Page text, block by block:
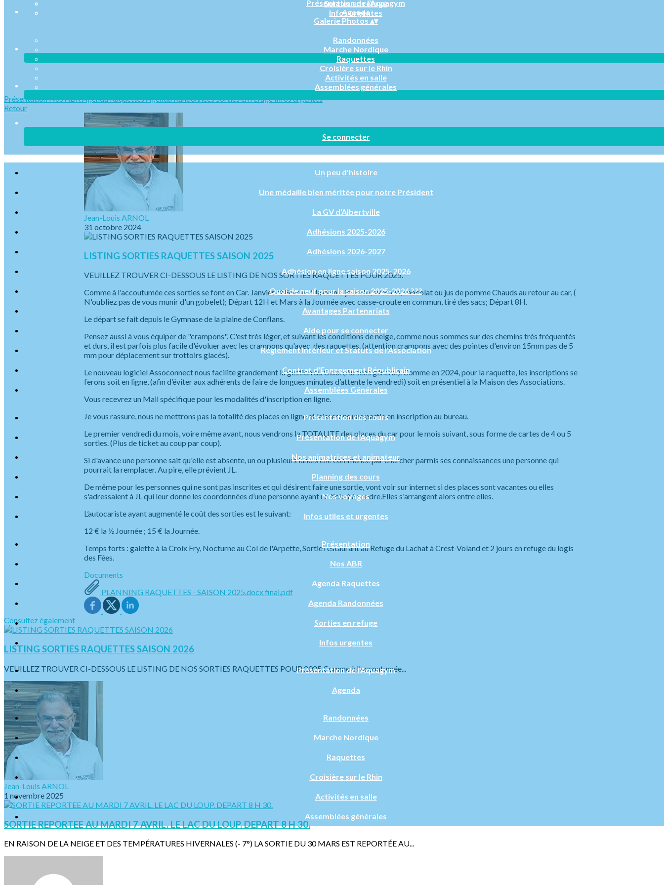
Sorties en refuge
Infos urgentes
Présentation de l'Aquagym
Agenda
Galerie Photos ▴▾
Randonnées
Marche Nordique
Raquettes
Croisière sur le Rhin
Activités en salle
Assemblées générales
Se connecter
Un peu d'histoire
Une médaille bien méritée pour notre Président
La GV d'Albertville
Adhésions 2025-2026
Adhésions 2026-2027
Adhésion en ligne saison 2025-2026
Quoi de neuf pour la saison 2025-2026 ???
Avantages Partenariats
Aide pour se connecter
Réglement Intérieur et Statuts de l'Association
Contrat d'Engagement Républicain
Assemblées Générales
Présentation des cours
Présentation de l'Aquagym
Nos animatrices et animateur
Planning des cours
Nos voyages
Infos utiles et urgentes
Présentation
Nos ABR
Agenda Raquettes
Agenda Randonnées
Sorties en refuge
Infos urgentes
Présentation de l'Aquagym
Agenda
Randonnées
Marche Nordique
Raquettes
Croisière sur le Rhin
Activités en salle
Assemblées générales
PrésentationNos ABRAgenda RaquettesAgenda RandonnéesSorties en refugeInfos urgentes
Retour
Jean-Louis ARNOL
31 octobre 2024
LISTING SORTIES RAQUETTES SAISON 2025
VEUILLEZ TROUVER CI-DESSOUS LE LISTING DE NOS SORTIES RAQUETTES POUR 2025.
Comme à l'accoutumée ces sorties se font en Car. Janvier et Février à la demie journée, avec vin, chocolat ou jus de pomme Chauds au retour au car, (
N'oubliez pas de vous munir d'un gobelet); Départ 12H et Mars à la Journée avec casse-croute en commun, tiré des sacs; Départ 8H.
Le départ se fait depuis le Gymnase de la plaine de Conflans.
Pensez aussi à vous équiper de "crampons". C'est très léger, et suivant les conditions de neige, comme nous sommes sur des chemins très fréquentés
et durs, il est parfois plus facile d'évoluer avec les crampons qu'avec des raquettes. (attention crampons avec des pointes d'environ 15mm pas de 5
mm pour déplacement sur trottoirs glacés).
Le nouveau logiciel Assoconnect nous facilite grandement la gestion du Club. (Au sens général). Comme en 2024, pour la raquette, les inscriptions se
ferons soit en ligne, (afin d’éviter aux adhérents de faire de longues minutes d’attente le vendredi) soit en présentiel à la Maison des Associations.
Vous recevrez un Mail spécifique pour les modalités d'inscription en ligne.
Je vous rassure, nous ne mettrons pas la totalité des places en ligne et laisserons une partie en inscription au bureau.
Le premier vendredi du mois, voire même avant, nous vendrons la TOTALITE des places du car pour le mois suivant, sous forme de cartes de 4 ou 5
sorties. (Plus de ticket au coup par coup).
Si d'avance une personne sait qu'elle est absente, un ou plusieurs lundis elle commence par chercher parmis ses connaissances une personne qui
pourrait la remplacer. Au pire, elle prévient JL.
De même pour les personnes qui ne sont pas inscrites et qui désirent faire une sortie, vont voir sur internet si des places sont vacantes ou elles
s'adressaient à JL qui leur donne les coordonnées d’une personne ayant un ticket à vendre.Elles s'arrangent alors entre elles.
L’autocariste ayant augmenté le coût des sorties est le suivant:
12 € la ½ Journée ; 15 € la Journée.
Temps forts : galette à la Croix Fry, Nocturne au Col de l'Arpette, Sortie restaurant au Refuge du Lachat à Crest-Voland et 2 jours en refuge du logis
des Fées.
Documents
PLANNING RAQUETTES - SAISON 2025.docx final.pdf
Consultez également
LISTING SORTIES RAQUETTES SAISON 2026
VEUILLEZ TROUVER CI-DESSOUS LE LISTING DE NOS SORTIES RAQUETTES POUR 2025.Comme à l'accoutumée...
Jean-Louis ARNOL
1 novembre 2025
SORTIE REPORTEE AU MARDI 7 AVRIL. LE LAC DU LOUP. DEPART 8 H 30.
EN RAISON DE LA NEIGE ET DES TEMPÉRATURES HIVERNALES (- 7°) LA SORTIE DU 30 MARS EST REPORTÉE AU...